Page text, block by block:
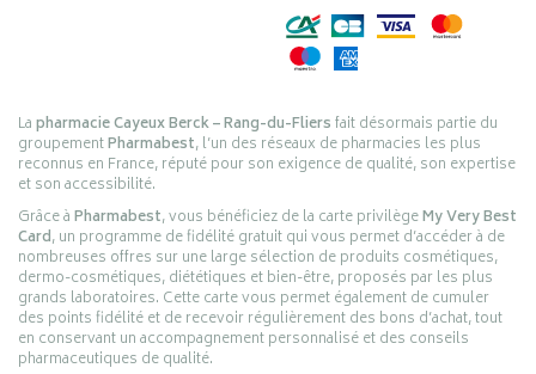
Lapharmacie Cayeux Berck – Rang-du-Fliersfait désormais partie du
groupementPharmabest, l’un des réseaux de pharmacies les plus
reconnus en France, réputé pour son exigence de qualité, son expertise
et son accessibilité.
Grâce àPharmabest, vous bénéficiez de la carte privilègeMy Very Best
Card, un programme de fidélité gratuit qui vous permet d’accéder à de
nombreuses offres sur une large sélection de produits cosmétiques,
dermo-cosmétiques, diététiques et bien-être, proposés par les plus
grands laboratoires. Cette carte vous permet également de cumuler
des points fidélité et de recevoir régulièrement des bons d’achat, tout
en conservant un accompagnement personnalisé et des conseils
pharmaceutiques de qualité.